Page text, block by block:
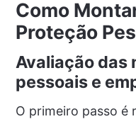
Como
Proteção
Avaliação das
pessoais e
O primeiro passo é